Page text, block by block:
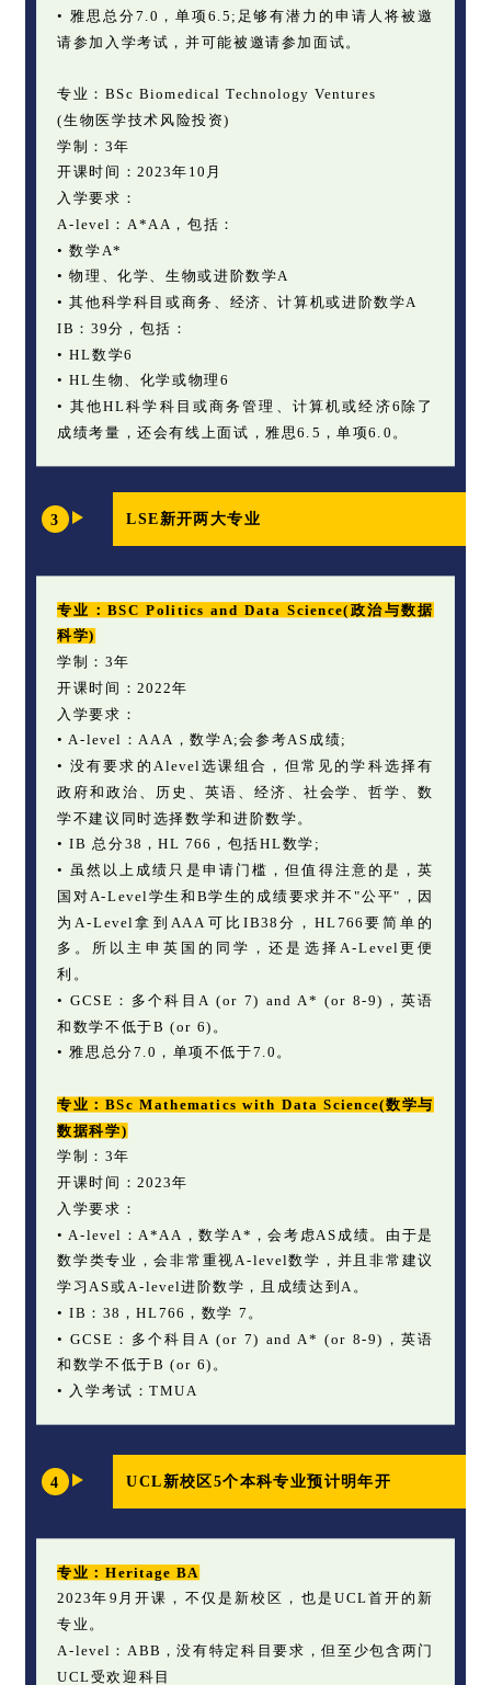
• 雅思总分7.0，单项6.5;足够有潜力的申请人将被邀
请参加入学考试，并可能被邀请参加面试。
专业：BSc Biomedical Technology Ventures
(生物医学技术风险投资)
学制：3年
开课时间：2023年10月
入学要求：
A-level：A*AA，包括：
• 数学A*
• 物理、化学、生物或进阶数学A
• 其他科学科目或商务、经济、计算机或进阶数学A
IB：39分，包括：
• HL数学6
• HL生物、化学或物理6
• 其他HL科学科目或商务管理、计算机或经济6除了
成绩考量，还会有线上面试，雅思6.5，单项6.0。
3 LSE新开两大专业
专业：BSC Politics and Data Science(政治与数据
科学)
学制：3年
开课时间：2022年
入学要求：
• A-level：AAA，数学A;会参考AS成绩;
• 没有要求的Alevel选课组合，但常见的学科选择有
政府和政治、历史、英语、经济、社会学、哲学、数
学不建议同时选择数学和进阶数学。
• IB 总分38，HL 766，包括HL数学;
• 虽然以上成绩只是申请门槛，但值得注意的是，英
国对A-Level学生和B学生的成绩要求并不"公平"，因
为A-Level拿到AAA可比IB38分，HL766要简单的
多。所以主申英国的同学，还是选择A-Level更便
利。
• GCSE：多个科目A (or 7) and A* (or 8-9)，英语
和数学不低于B (or 6)。
• 雅思总分7.0，单项不低于7.0。
专业：BSc Mathematics with Data Science(数学与
数据科学)
学制：3年
开课时间：2023年
入学要求：
• A-level：A*AA，数学A*，会考虑AS成绩。由于是
数学类专业，会非常重视A-level数学，并且非常建议
学习AS或A-level进阶数学，且成绩达到A。
• IB：38，HL766，数学 7。
• GCSE：多个科目A (or 7) and A* (or 8-9)，英语
和数学不低于B (or 6)。
• 入学考试：TMUA
4 UCL新校区5个本科专业预计明年开
专业：Heritage BA
2023年9月开课，不仅是新校区，也是UCL首开的新
专业。
A-level：ABB，没有特定科目要求，但至少包含两门
UCL受欢迎科目